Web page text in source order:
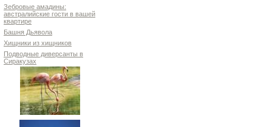
Зебровые амадины:
австралийские гости в вашей
квартире
Башня Дьявола
Хищники из хищников
Подводные диверсанты в
Сиракузах